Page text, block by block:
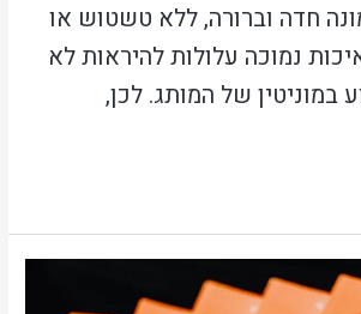
חדה וברורה, ללא טשטוש או
נמוכה עלולות להיראות לא
במוניטין של המותג. לכן,